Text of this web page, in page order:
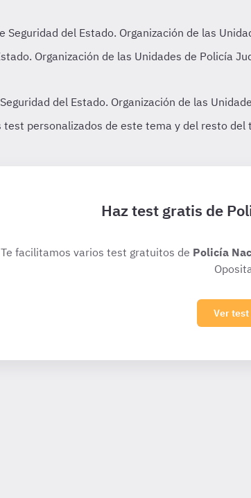
Haz test gratis de
Te facilitamos varios test gratuitos de Policía
Ver